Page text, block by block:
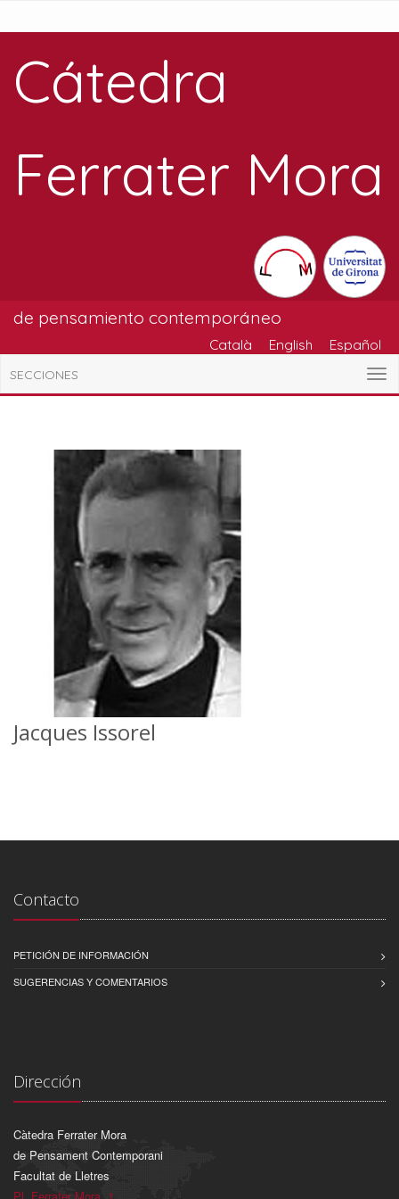
Cátedra
Ferrater Mora
de pensamiento contemporáneo
Català English Español
SECCIONES
Jacques Issorel
Contacto
PETICIÓN DE INFORMACIÓN
SUGERENCIAS Y COMENTARIOS
Dirección
Càtedra Ferrater Mora
de Pensament Contemporani
Facultat de Lletres